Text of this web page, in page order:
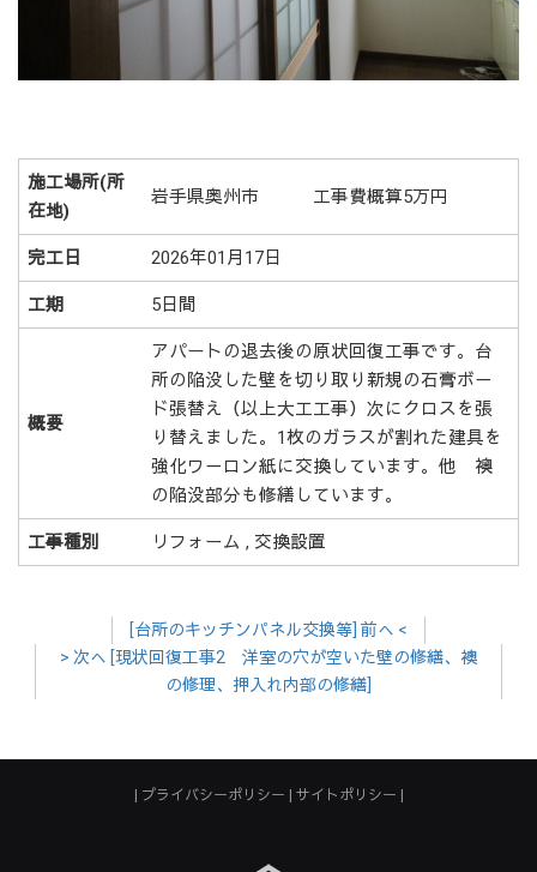
施工場所(所
在地)
岩手県奥州市 工事費概算5万円
完工日 2026年01月17日
工期 5日間
概要
アパートの退去後の原状回復工事です。台
所の陥没した壁を切り取り新規の石膏ボ－
ド張替え（以上大工工事）次にクロスを張
り替えました。1枚のガラスが割れた建具を
強化ワ－ロン紙に交換しています。他 襖
の陥没部分も修繕しています。
工事種別 リフォーム , 交換設置
[台所のキッチンパネル交換等] 前へ <
> 次へ [現状回復工事2 洋室の穴が空いた壁の修繕、襖
の修理、押入れ内部の修繕]
プライバシーポリシー サイトポリシー